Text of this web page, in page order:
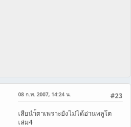
#23
08 ก.พ. 2007, 14:24 น.
เสียนำ้ตาเพราะยังไม่ได้อ่านพลูโต
เล่ม4